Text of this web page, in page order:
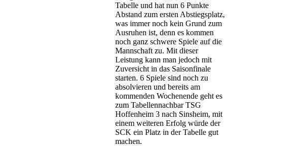
Tabelle und hat nun 6 Punkte
Abstand zum ersten Abstiegsplatz,
was immer noch kein Grund zum
Ausruhen ist, denn es kommen
noch ganz schwere Spiele auf die
Mannschaft zu. Mit dieser
Leistung kann man jedoch mit
Zuversicht in das Saisonfinale
starten. 6 Spiele sind noch zu
absolvieren und bereits am
kommenden Wochenende geht es
zum Tabellennachbar TSG
Hoffenheim 3 nach Sinsheim, mit
einem weiteren Erfolg würde der
SCK ein Platz in der Tabelle gut
machen.